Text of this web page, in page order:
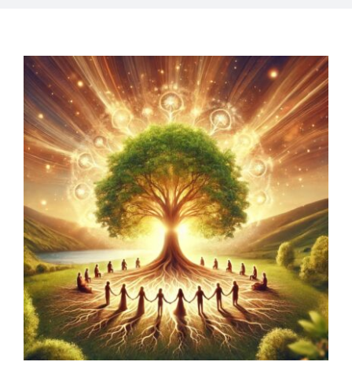
Blog
Contacto
Conflictos Ancestrales
se repiten hoy…
Blog Constelaciones familiares